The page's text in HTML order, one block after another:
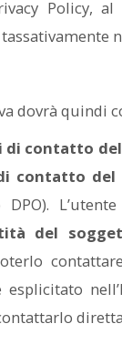
Policy,
dovrà quindi
di contatto
contatto del
DPO).
del
esplicitato